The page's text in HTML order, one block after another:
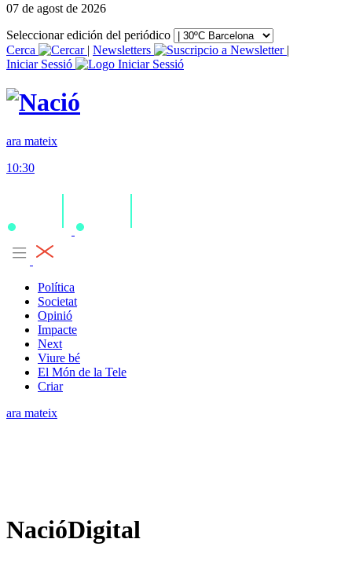
07 de agost de 2026
Seleccionar edición del periódico
Cerca
| Newsletters
|
Iniciar Sessió
ara mateix
10:30
Política
Societat
Opinió
Impacte
Next
Viure bé
El Món de la Tele
Criar
ara mateix
NacióDigital